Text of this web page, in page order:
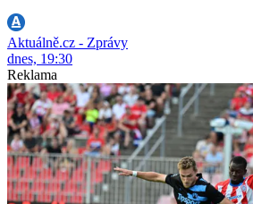
Aktuálně.cz - Zprávy
dnes, 19:30
Reklama